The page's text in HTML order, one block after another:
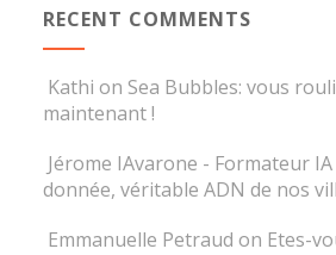
RECENT COMMENTS
Kathi on Sea Bubbles: vous
maintenant !
Jérome IAvarone - Formateur
donnée, véritable ADN de nos
Emmanuelle Petraud on Etes-